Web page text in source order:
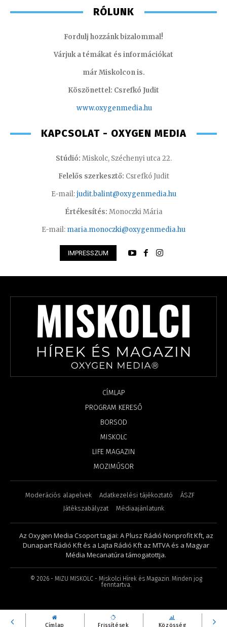
Címlap Frissítések Közösség
RÓLUNK
Fordulj hozzánk bizalommal!
Várjuk a témákat és információkat
már Miskolcon is.
Köszönettel: Csrefkó Judit
www.oxygenmedia.hu
KAPCSOLAT - OXYGEN MEDIA
Stúdió: Miskolc, Széchenyi utca 22.
Felelős szerkesztő: Csrefkó Judit
E-mail:judit.balint@oxygenmedia.hu
Értékesítés: Monoczki Mária
E-mail: maria.monoczki@oxygenmedia.hu
IMPRESSZUM
CÍMLAP
PROGRAM KERESŐ
BORSOD
MISKOLC
LIFE MAGAZIN
MOZIMŰSOR
Moderációs alapelvek Adatkezelési tájékoztató
ÁSZF
Játékszabályzat
Médiaajánlatunk
Az Oxygen Media Csoport tagjai: A Plusz Rádió Nonprofit Kft, az
Dunapart Rádió Kft és a Lajta Rádió Kft az MTVA és a Magyar
Média Mecanatúra támogatottja.
© 2026- MIZU MISKOLC - Miskolci Hírek és Magazin. Minden jog
fenntartva.